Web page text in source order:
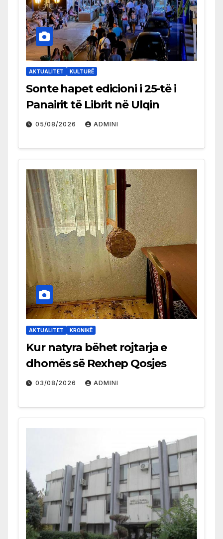
AKTUALITET KULTURË
Sonte hapet edicioni i 25-të i
Panairit të Librit në Ulqin
05/08/2026 ADMINI
AKTUALITET KRONIKË
Kur natyra bëhet rojtarja e
dhomës së Rexhep Qosjes
03/08/2026 ADMINI